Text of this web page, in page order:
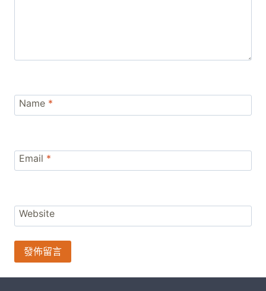
Name *
Email *
Website